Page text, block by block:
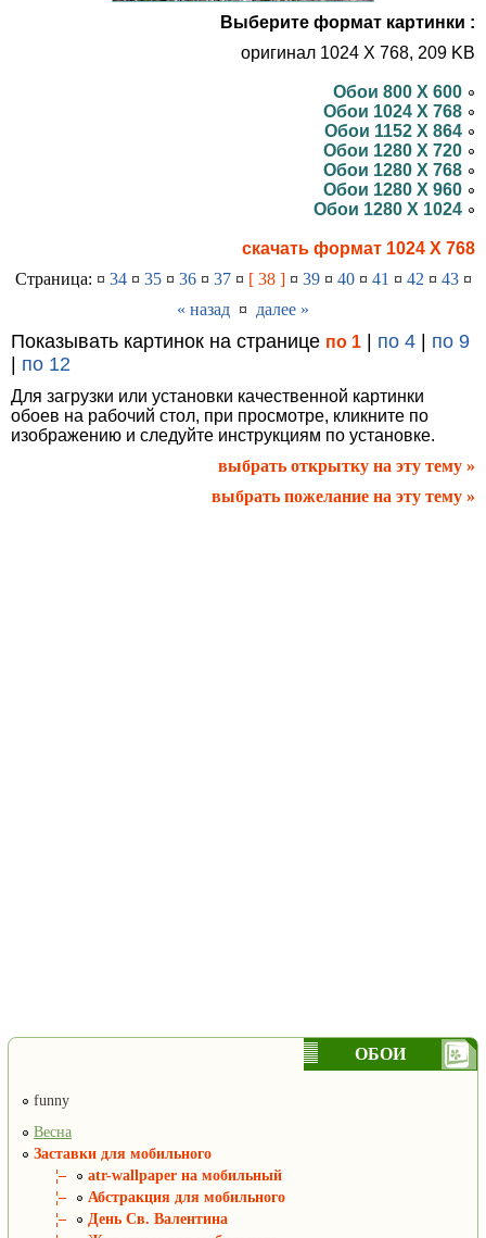
Выберите формат картинки :
оригинал 1024 X 768, 209 KB
Обои 800 X 600
Обои 1024 X 768
Обои 1152 X 864
Обои 1280 X 720
Обои 1280 X 768
Обои 1280 X 960
Обои 1280 X 1024
скачать формат 1024 X 768
Страница: ¤ 34¤ 35¤ 36¤ 37¤ [ 38 ]¤ 39¤ 40¤ 41 ¤ 42 ¤ 43¤
« назад ¤ далее »
Показывать картинок на странице по 1 | по 4 | по 9
| по 12
Для загрузки или установки качественной картинки
обоев на рабочий стол, при просмотре, кликните по
изображению и следуйте инструкциям по установке.
выбрать открытку на эту тему »
выбрать пожелание на эту тему »
ОБОИ
funny
Весна
Заставки для мобильного
¦–
atr-wallpaper на мобильный
¦–
Абстракция для мобильного
¦–
День Св. Валентина